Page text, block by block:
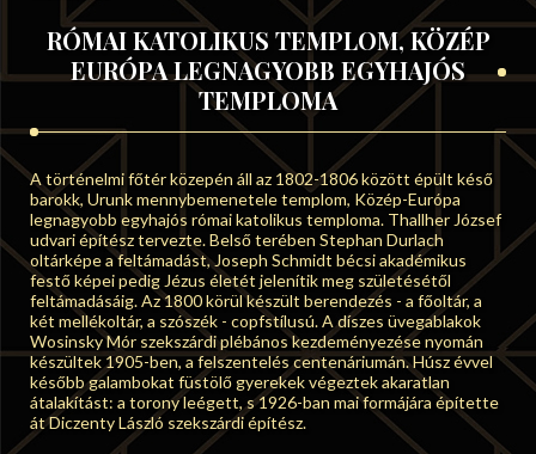
RÓMAI KATOLIKUS TEMPLOM, KÖZÉP
EURÓPA LEGNAGYOBB EGYHAJÓS
TEMPLOMA
A történelmi főtér közepén áll az 1802-1806 között épült késő
barokk, Urunk mennybemenetele templom, Közép-Európa
legnagyobb egyhajós római katolikus temploma. Thallher József
udvari építész tervezte. Belső terében Stephan Durlach
oltárképe a feltámadást, Joseph Schmidt bécsi akadémikus
festő képei pedig Jézus életét jelenítik meg születésétől
feltámadásáig. Az 1800 körül készült berendezés - a főoltár, a
két mellékoltár, a szószék - copfstílusú. A díszes üvegablakok
Wosinsky Mór szekszárdi plébános kezdeményezése nyomán
készültek 1905-ben, a felszentelés centenáriumán. Húsz évvel
később galambokat füstölő gyerekek végeztek akaratlan
átalakítást: a torony leégett, s 1926-ban mai formájára építette
át Diczenty László szekszárdi építész.